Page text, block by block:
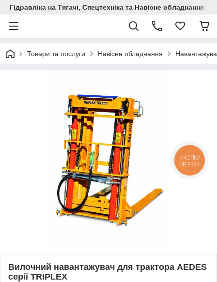
Гідравліка на Тягачі, Спецтехніка та Навісне обладнання
Товари та послуги Навісне обладнання
Вилочний навантажувач для трактора AEDES
серії TRIPLEX
КНОПКА
ЗВ'ЯЗКУ